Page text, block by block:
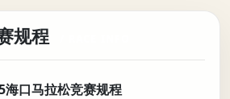
规程
海口马拉松竞赛规程